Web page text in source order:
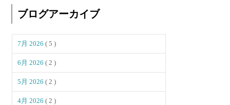
ブログアーカイブ
7月 2026( 5 )
6月 2026( 2 )
5月 2026( 2 )
4月 2026( 2 )